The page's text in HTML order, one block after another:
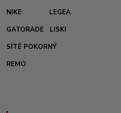
NIKE
LEGEA
GATORADE
LISKI
SÍTĚ POKORNÝ
REMO